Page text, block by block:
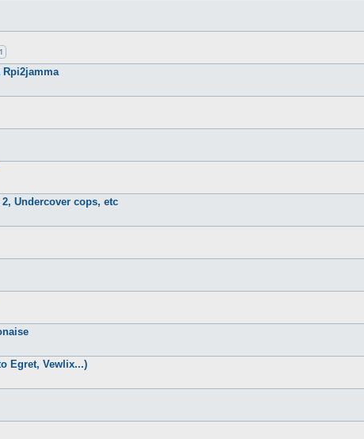
Rpi2jamma
Undercover cops, etc
Egret, Vewlix...)